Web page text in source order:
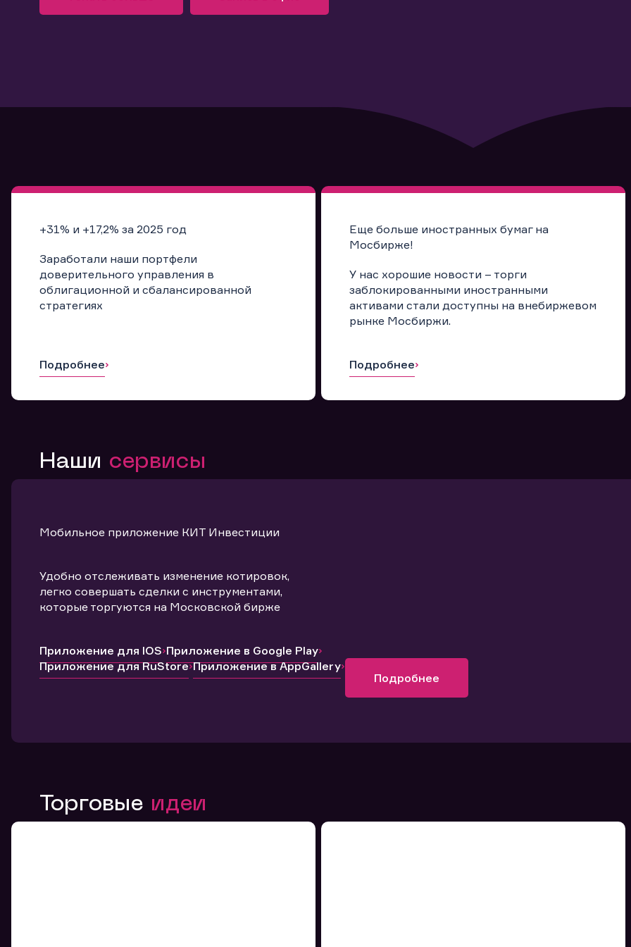
+31% и +17,2% за 2025 год
Заработали наши портфели
доверительного управления в
облигационной и сбалансированной
стратегиях
Подробнее
Еще больше иностранных бумаг на
Мосбирже!
У нас хорошие новости – торги
заблокированными иностранными
активами стали доступны на внебиржевом
рынке Мосбиржи.
Подробнее
Наши сервисы
Мобильное приложение КИТ Инвестиции
Удобно отслеживать изменение котировок,
легко совершать сделки с инструментами,
которые торгуются на Московской бирже
Приложение для IOS Приложение в Google Play
Приложение для RuStore Приложение в AppGallery
Подробнее
Торговые идеи